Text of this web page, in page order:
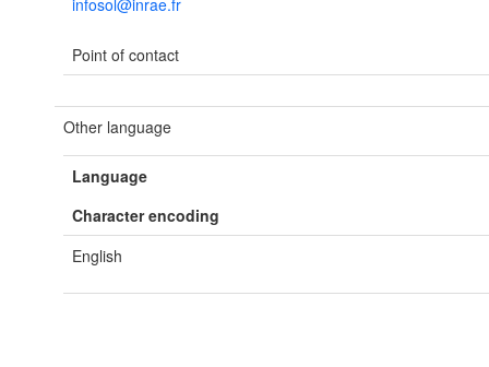
infosol@inrae.fr
Point of contact
Other language
Language
Character encoding
English